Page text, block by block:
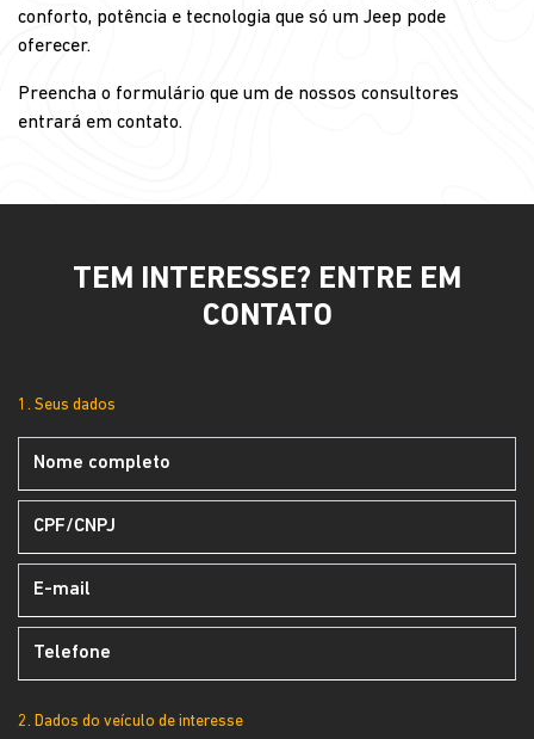
conforto, potência e tecnologia que só um Jeep pode
oferecer.
Preencha o formulário que um de nossos consultores
entrará em contato.
TEM INTERESSE? ENTRE EM
CONTATO
1. Seus dados
2. Dados do veículo de interesse